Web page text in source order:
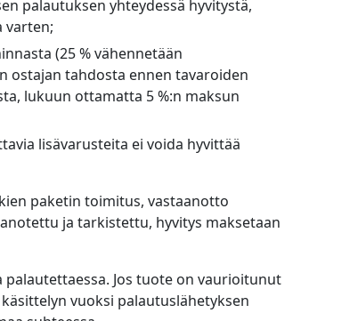
palautuksen yhteydessä hyvitystä,
varten;
(25 % vähennetään
ostajan tahdosta ennen tavaroiden
lukuun ottamatta 5 %:n maksun
lisävarusteita ei voida hyvittää
paketin toimitus, vastaanotto
ja tarkistettu, hyvitys maksetaan
Jos tuote on vaurioitunut
vuoksi palautuslähetyksen